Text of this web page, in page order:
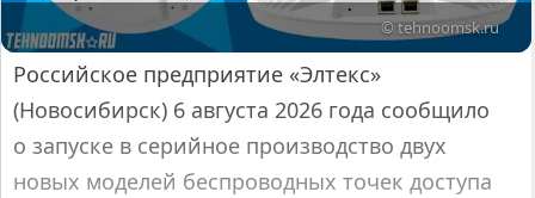
© tehnoomsk.ru
Российское предприятие «Элтекс»
(Новосибирск) 6 августа 2026 года сообщило
о запуске в серийное производство двух
новых моделей беспроводных точек доступа